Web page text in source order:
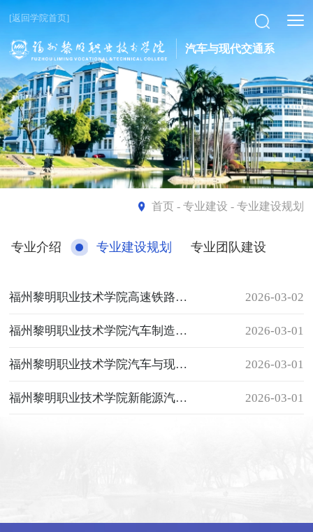
[返回学院首页]
汽车与现代交通系
首页- 专业建设 - 专业建设规划
专业介绍 专业建设规划 专业团队建设
福州黎明职业技术学院高速铁路客运服务专业建设发展规划
（2024-2026年）
2026-03-02
福州黎明职业技术学院汽车制造与试验技术专业建设发展规划
（2023-2026年）
2026-03-01
福州黎明职业技术学院汽车与现代交通系十五·五专业建设发展规划
（2025-2030年）
2026-03-01
福州黎明职业技术学院新能源汽车技术专业建设发展规划 2026-03-01